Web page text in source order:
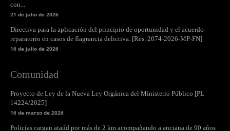
con...
21 de julio de 2026
Directiva para la aplicación del principio de oportunidad y el acuerdo
reparatorio en casos de flagrancia delictiva. [Res. 2074-2026-MP-FN]
16 de julio de 2026
Comunidad
Proyecto de Ley de la Nueva Ley Orgánica del Ministerio Público [PL
14224/2025]
16 de marzo de 2026
Policías cargan ataúd por más de 2 km acompañando a anciana de 90 años